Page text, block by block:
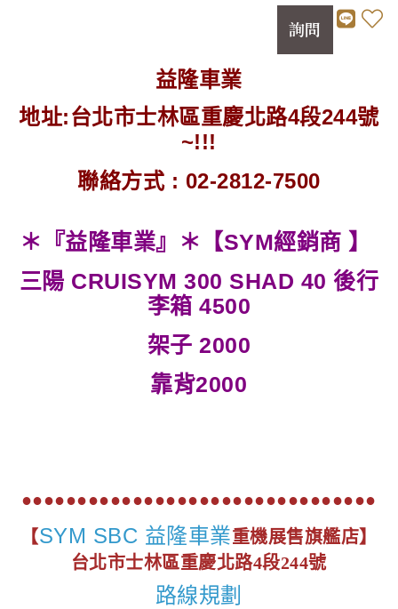
詢問
益隆車業
地址:台北市士林區重慶北路4段244號
~!!!
聯絡方式 : 02-2812-7500
＊『益隆車業』＊【SYM經銷商 】
三陽 CRUISYM 300 SHAD 40 後行
李箱 4500
架子 2000
靠背2000
●●●●●●●●●●●●●●●●●●●●●●●●●●●●●●●●
【SYM SBC 益隆車業重機展售旗艦店】
台北市士林區重慶北路4段244號
路線規劃